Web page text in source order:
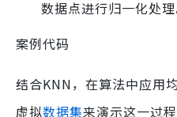
数据点进行归一化处理
案例代码
结合KNN，在算法中应用
虚拟数据集来演示这一过